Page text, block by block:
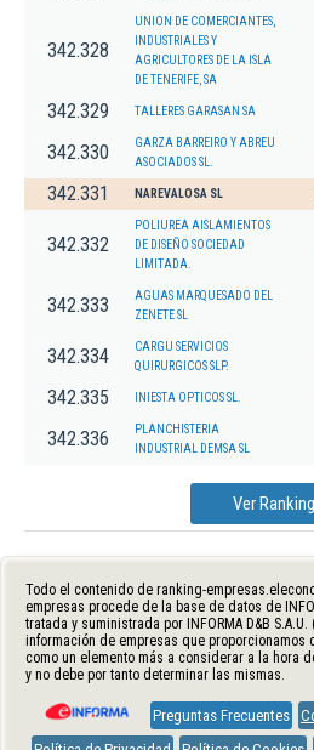
342.328
UNION DE COMERCIANTES,
INDUSTRIALES Y
AGRICULTORES DE LA ISLA
DE TENERIFE, SA
342.329 TALLERES GARASAN SA
342.330
GARZA BARREIRO Y ABREU
ASOCIADOS SL.
342.331 NAREVALOSA SL
342.332
POLIUREA AISLAMIENTOS
DE DISEÑO SOCIEDAD
LIMITADA.
342.333
AGUAS MARQUESADO DEL
ZENETE SL
342.334
CARGU SERVICIOS
QUIRURGICOS SLP.
342.335 INIESTA OPTICOS SL.
342.336
PLANCHISTERIA
INDUSTRIAL DEMSA SL
Ver
Todo el contenido de ranking-
empresas procede de la base de datos de
tratada y suministrada por INFORMA D&B S.A.U.
información de empresas que proporcionamos
como un elemento más a considerar a la hora
y no debe por tanto determinar las mismas.
Preguntas Frecuentes